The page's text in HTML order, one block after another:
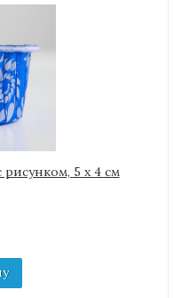
рисунком, 5 х 4 см